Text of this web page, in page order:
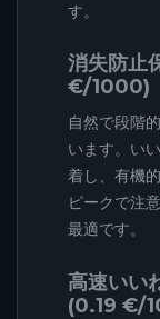
す。
消失防止
€/1000)
自然で段階
います。い
着し、有機
ピークで注
最適です。
高速いい
(0.19 €/